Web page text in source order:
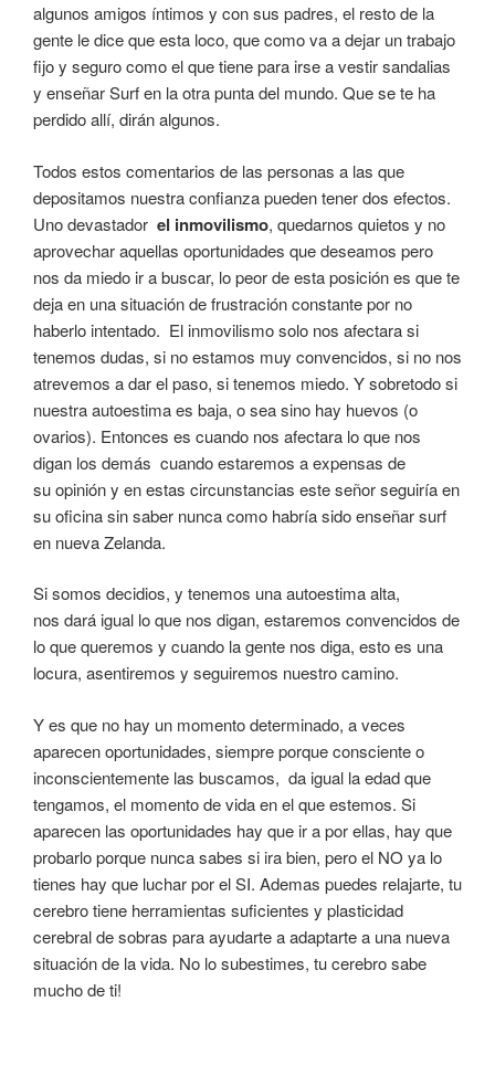
algunos amigos íntimos y con sus padres, el resto de la
gente le dice que esta loco, que como va a dejar un trabajo
fijo y seguro como el que tiene para irse a vestir sandalias
y enseñar Surf en la otra punta del mundo. Que se te ha
perdido allí, dirán algunos.
Todos estos comentarios de las personas a las que
depositamos nuestra confianza pueden tener dos efectos.
Uno devastador el inmovilismo, quedarnos quietos y no
aprovechar aquellas oportunidades que deseamos pero
nos da miedo ir a buscar, lo peor de esta posición es que te
deja en una situación de frustración constante por no
haberlo intentado. El inmovilismo solo nos afectara si
tenemos dudas, si no estamos muy convencidos, si no nos
atrevemos a dar el paso, si tenemos miedo. Y sobretodo si
nuestra autoestima es baja, o sea sino hay huevos (o
ovarios). Entonces es cuando nos afectara lo que nos
digan los demás cuando estaremos a expensas de
su opinión y en estas circunstancias este señor seguiría en
su oficina sin saber nunca como habría sido enseñar surf
en nueva Zelanda.
Si somos decidios, y tenemos una autoestima alta,
nos dará igual lo que nos digan, estaremos convencidos de
lo que queremos y cuando la gente nos diga, esto es una
locura, asentiremos y seguiremos nuestro camino.
Y es que no hay un momento determinado, a veces
aparecen oportunidades, siempre porque consciente o
inconscientemente las buscamos, da igual la edad que
tengamos, el momento de vida en el que estemos. Si
aparecen las oportunidades hay que ir a por ellas, hay que
probarlo porque nunca sabes si ira bien, pero el NO ya lo
tienes hay que luchar por el SI. Ademas puedes relajarte, tu
cerebro tiene herramientas suficientes y plasticidad
cerebral de sobras para ayudarte a adaptarte a una nueva
situación de la vida. No lo subestimes, tu cerebro sabe
mucho de ti!